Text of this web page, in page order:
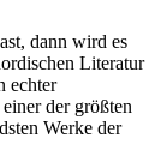
dann ‍wird es
Literatur
echter
der größten
Werke⁤ der